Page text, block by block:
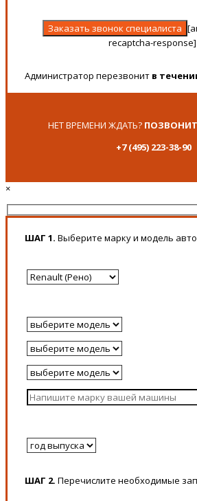
recaptcha-response]
Администратор перезвонит в
НЕТ ВРЕМЕНИ ЖДАТЬ?
+7 (495) 223-38-90
×
ШАГ 1. Выберите марку и модель
ШАГ 2. Перечислите необходимые